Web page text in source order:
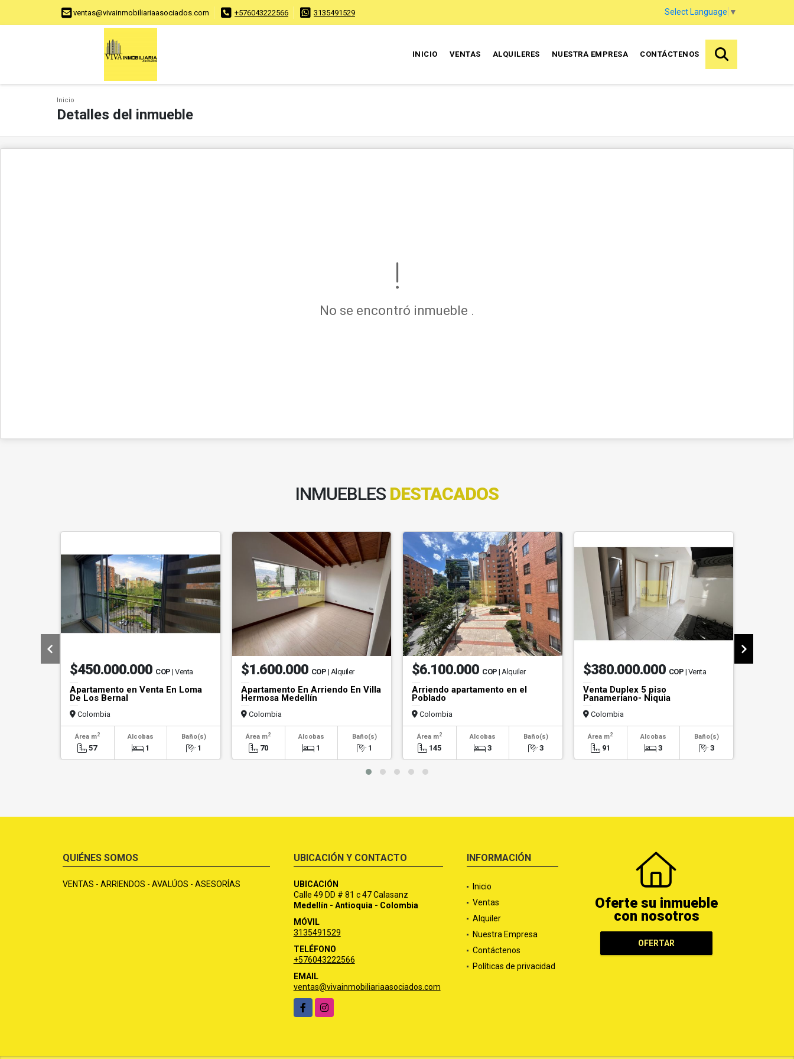
ventas@vivainmobiliariaasociados.com +576043222566 3135491529 Select Language ▼
INICIO VENTAS ALQUILERES NUESTRA EMPRESA CONTÁCTENOS
Inicio
Detalles del inmueble
No se encontró inmueble .
INMUEBLES DESTACADOS
$450.000.000 COP | Venta
Apartamento en Venta En Loma
De Los Bernal
Colombia
Área m2
57
Alcobas
1
Baño(s)
1
$1.600.000 COP | Alquiler
Apartamento En Arriendo En Villa
Hermosa Medellín
Colombia
Área m2
70
Alcobas
1
Baño(s)
1
$6.100.000 COP | Alquiler
Arriendo apartamento en el
Poblado
Colombia
Área m2
145
Alcobas
3
Baño(s)
3
$380.000.000 COP | Venta
Venta Duplex 5 piso
Panameriano- Niquia
Colombia
Área m2
91
Alcobas
3
Baño(s)
3
QUIÉNES SOMOS
VENTAS - ARRIENDOS - AVALÚOS - ASESORÍAS
UBICACIÓN Y CONTACTO
UBICACIÓN
Calle 49 DD # 81 c 47 Calasanz
Medellín - Antioquia - Colombia
MÓVIL
3135491529
TELÉFONO
+576043222566
EMAIL
ventas@vivainmobiliariaasociados.com
FacebookInstagram
INFORMACIÓN
Inicio
Ventas
Alquiler
Nuestra Empresa
Contáctenos
Políticas de privacidad
Oferte su inmueble
con nosotros
OFERTAR